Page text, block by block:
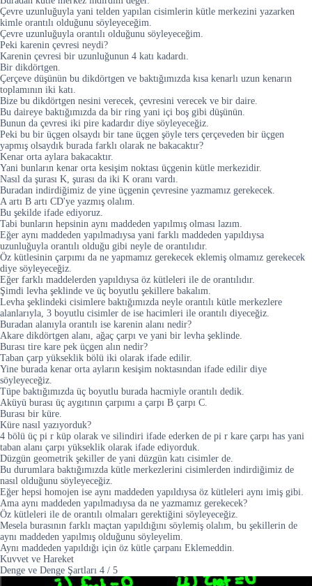
Çevre uzunluğuyla yani telden yapılan cisimlerin kütle merkezini yazarken
kimle orantılı olduğunu söyleyeceğim.
Çevre uzunluğuyla orantılı olduğunu söyleyeceğim.
Peki karenin çevresi neydi?
Karenin çevresi bir uzunluğunun 4 katı kadardı.
Bir dikdörtgen.
Çerçeve düşünün bu dikdörtgen ve baktığımızda kısa kenarlı uzun kenarın
toplamının iki katı.
Bize bu dikdörtgen nesini verecek, çevresini verecek ve bir daire.
Bu daireye baktığımızda da bir ring yani içi boş gibi düşünün.
Bunun da çevresi iki pire kadardır diye söyleyeceğiz.
Peki bu bir üçgen olsaydı bir tane üçgen şöyle ters çerçeveden bir üçgen
yapmış olsaydık burada farklı olarak ne bakacaktır?
Kenar orta aylara bakacaktır.
Yani bunların kenar orta kesişim noktası üçgenin kütle merkezidir.
Nasıl da şurası K, şurası da iki K oranı vardı.
Buradan indirdiğimiz de yine üçgenin çevresine yazmamız gerekecek.
A artı B artı CD'ye yazmış olalım.
Bu şekilde ifade ediyoruz.
Tabi bunların hepsinin aynı maddeden yapılmış olması lazım.
Eğer aynı maddeden yapılmadıysa yani farklı maddeden yapıldıysa
uzunluğuyla orantılı olduğu gibi neyle de orantılıdır.
Öz kütlesinin çarpımı da ne yapmamız gerekecek eklemiş olmamız gerekecek
diye söyleyeceğiz.
Eğer farklı maddelerden yapıldıysa öz kütleleri ile de orantılıdır.
Şimdi levha şeklinde ve üç boyutlu şekillere bakalım.
Levha şeklindeki cisimlere baktığımızda neyle orantılı kütle merkezlere
alanlarıyla, 3 boyutlu cisimler de ise hacimleri ile orantılı diyeceğiz.
Buradan alanıyla orantılı ise karenin alanı nedir?
Akare dikdörtgen alanı, ağaç çarpı ve yani bir levha şeklinde.
Burası tire kare pek üçgen alın nedir?
Taban çarp yükseklik bölü iki olarak ifade edilir.
Yine burada kenar orta ayların kesişim noktasından ifade edilir diye
söyleyeceğiz.
Tüpe baktığımızda üç boyutlu burada hacmiyle orantılı dedik.
Aküyü burası üç aygıtının çarpımı a çarpı B çarpı C.
Burası bir küre.
Küre nasıl yazıyorduk?
4 bölü üç pi r küp olarak ve silindiri ifade ederken de pi r kare çarpı has yani
taban alanı çarpı yükseklik olarak ifade ediyorduk.
Düzgün geometrik şekiller de yani düzgün katı cisimler de.
Bu durumlara baktığımızda kütle merkezlerini cisimlerden indirdiğimiz de
nasıl olduğunu söyleyeceğiz.
Eğer hepsi homojen ise aynı maddeden yapıldıysa öz kütleleri aynı imiş gibi.
Ama aynı maddeden yapılmadıysa da ne yazmamız gerekecek?
Öz kütleleri ile de orantılı olmaları gerektiğini söyleyeceğiz.
Mesela burasının farklı maçtan yapıldığını söylemiş olalım, bu şekillerin de
aynı maddeden yapılmış olduğunu söyleyelim.
Aynı maddeden yapıldığı için öz kütle çarpanı Eklemeddin.
Kuvvet ve Hareket
Denge ve Denge Şartları 4 / 5